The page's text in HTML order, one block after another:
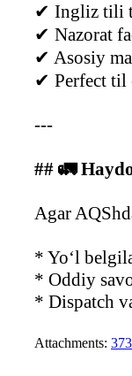
✔ Ingliz tili
✔ Nazorat
✔ Asosiy
✔ Perfect til
---
## 🚛
Agar
* Yo‘l
* Oddiy
* Dispatch
Attachments: